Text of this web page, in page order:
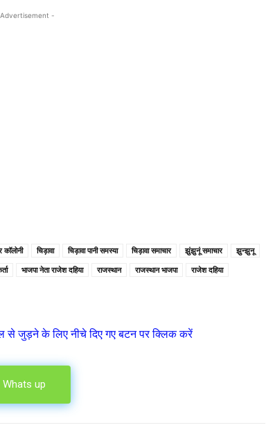
-
कॉलोनी चिड़ावा चिड़ावा पानी समस्या चिड़ावा समाचार झुंझुनूं समाचार
झुन्झुनू
भाजपा नेता राजेश दहिया राजस्थान राजस्थान भाजपा
राजेश दहिया
से जुड़ने के लिए नीचे दिए गए बटन पर क्लिक करें
Whats up